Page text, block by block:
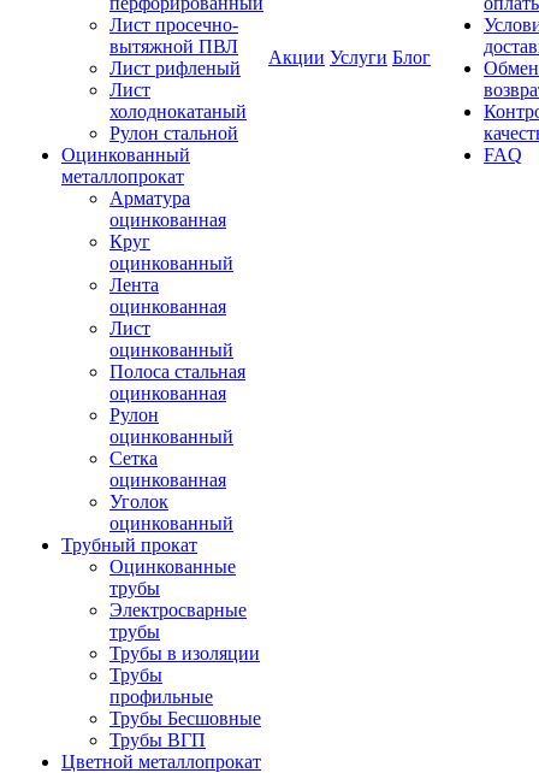
Лист просечно-
вытяжной ПВЛ
Лист рифленый
Лист
холоднокатаный
Рулон стальной
Оцинкованный
металлопрокат
Арматура
оцинкованная
Круг
оцинкованный
Лента
оцинкованная
Лист
оцинкованный
Полоса стальная
оцинкованная
Рулон
оцинкованный
Сетка
оцинкованная
Уголок
оцинкованный
Трубный прокат
Оцинкованные
трубы
Электросварные
трубы
Трубы в изоляции
Трубы
профильные
Трубы Бесшовные
Трубы ВГП
Цветной металлопрокат
Акции Услуги Блог
FAQ